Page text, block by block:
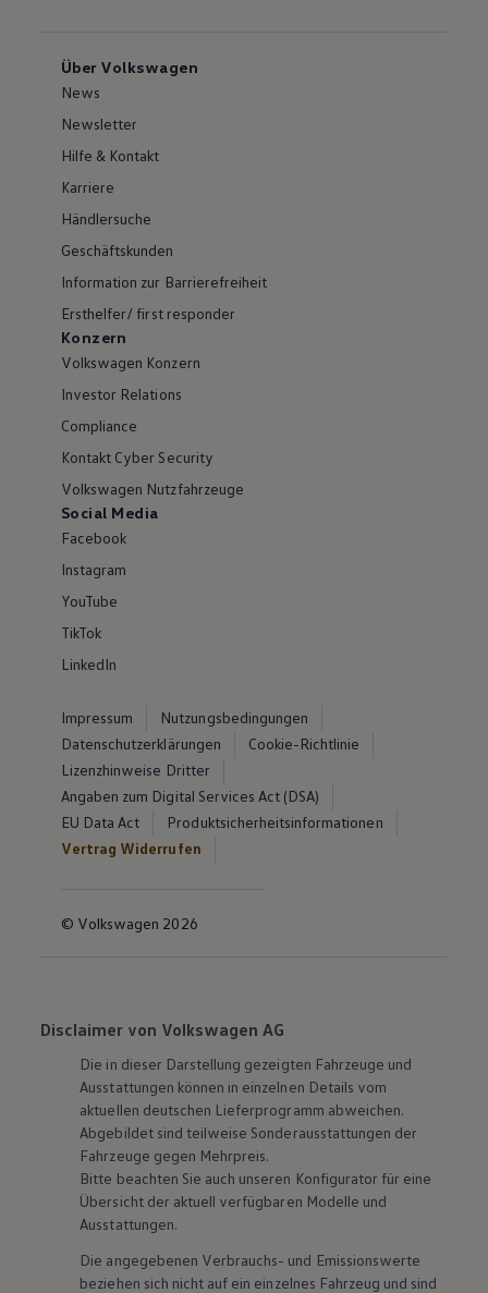
Über Volkswagen
News
Newsletter
Hilfe & Kontakt
Karriere
Händlersuche
Geschäftskunden
Information zur Barrierefreiheit
Ersthelfer/ first responder
Konzern
Volkswagen Konzern
Investor Relations
Compliance
Kontakt Cyber Security
Volkswagen Nutzfahrzeuge
Social Media
Facebook
Instagram
YouTube
TikTok
LinkedIn
Impressum
Nutzungsbedingungen
Datenschutzerklärungen
Cookie-Richtlinie
Lizenzhinweise Dritter
Angaben zum Digital Services Act (DSA)
EU Data Act
Produktsicherheitsinformationen
Vertrag Widerrufen
© Volkswagen 2026
Disclaimer von Volkswagen AG
Die in dieser Darstellung gezeigten Fahrzeuge und
Ausstattungen können in einzelnen Details vom
aktuellen deutschen Lieferprogramm abweichen.
Abgebildet sind teilweise Sonderausstattungen der
Fahrzeuge gegen Mehrpreis.
Bitte beachten Sie auch unseren Konfigurator für eine
Übersicht der aktuell verfügbaren Modelle und
Ausstattungen.
Die angegebenen Verbrauchs- und Emissionswerte
beziehen sich nicht auf ein einzelnes Fahrzeug und sind